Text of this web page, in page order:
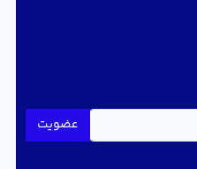
عضویت